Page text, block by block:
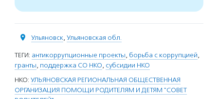
Ульяновск, Ульяновская обл.
ТЕГИ: антикоррупционные проекты, борьба с коррупцией,
гранты, поддержка СО НКО, субсидии НКО
НКО: УЛЬЯНОВСКАЯ РЕГИОНАЛЬНАЯ ОБЩЕСТВЕННАЯ
ОРГАНИЗАЦИЯ ПОМОЩИ РОДИТЕЛЯМ И ДЕТЯМ "СОВЕТ